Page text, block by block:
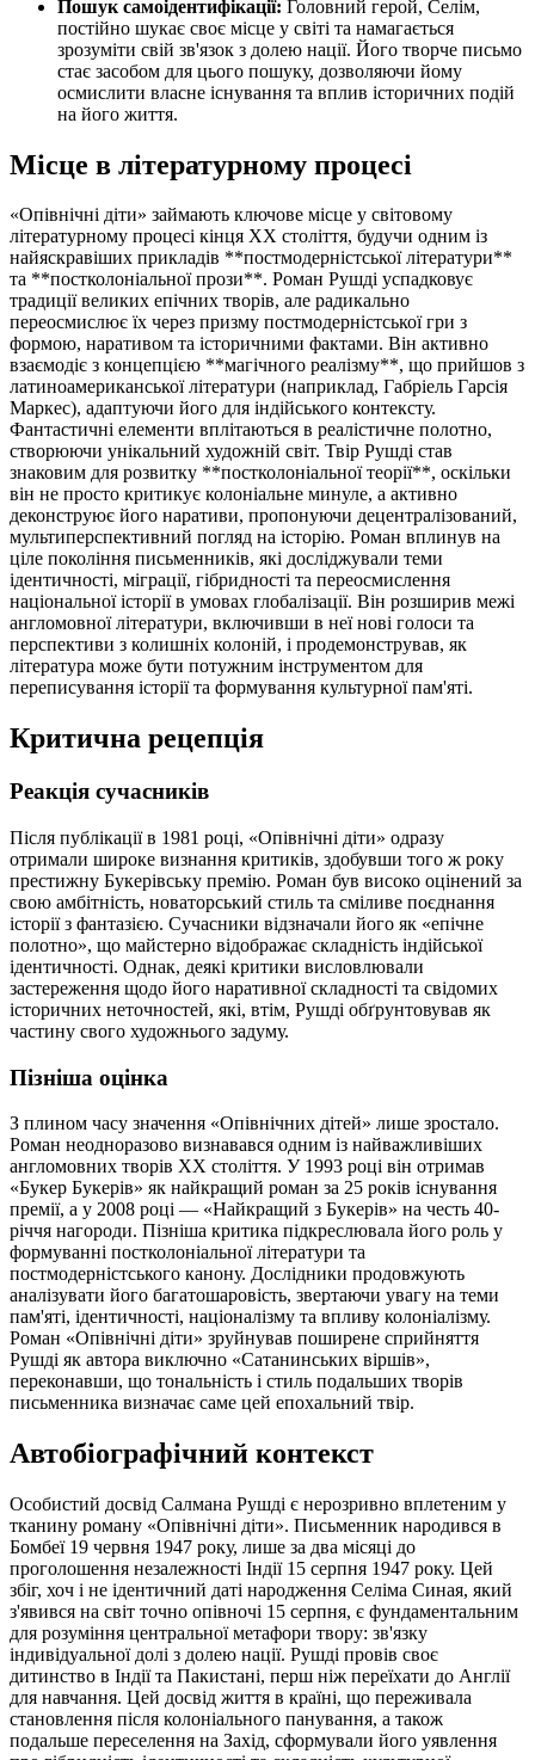
Пошук самоідентифікації: Головний герой, Селім,
постійно шукає своє місце у світі та намагається
зрозуміти свій зв'язок з долею нації. Його творче письмо
стає засобом для цього пошуку, дозволяючи йому
осмислити власне існування та вплив історичних подій
на його життя.
Місце в літературному процесі
«Опівнічні діти» займають ключове місце у світовому
літературному процесі кінця XX століття, будучи одним із
найяскравіших прикладів **постмодерністської літератури**
та **постколоніальної прози**. Роман Рушді успадковує
традиції великих епічних творів, але радикально
переосмислює їх через призму постмодерністської гри з
формою, наративом та історичними фактами. Він активно
взаємодіє з концепцією **магічного реалізму**, що прийшов з
латиноамериканської літератури (наприклад, Габріель Гарсія
Маркес), адаптуючи його для індійського контексту.
Фантастичні елементи вплітаються в реалістичне полотно,
створюючи унікальний художній світ. Твір Рушді став
знаковим для розвитку **постколоніальної теорії**, оскільки
він не просто критикує колоніальне минуле, а активно
деконструює його наративи, пропонуючи децентралізований,
мультиперспективний погляд на історію. Роман вплинув на
ціле покоління письменників, які досліджували теми
ідентичності, міграції, гібридності та переосмислення
національної історії в умовах глобалізації. Він розширив межі
англомовної літератури, включивши в неї нові голоси та
перспективи з колишніх колоній, і продемонстрував, як
література може бути потужним інструментом для
переписування історії та формування культурної пам'яті.
Критична рецепція
Реакція сучасників
Після публікації в 1981 році, «Опівнічні діти» одразу
отримали широке визнання критиків, здобувши того ж року
престижну Букерівську премію. Роман був високо оцінений за
свою амбітність, новаторський стиль та сміливе поєднання
історії з фантазією. Сучасники відзначали його як «епічне
полотно», що майстерно відображає складність індійської
ідентичності. Однак, деякі критики висловлювали
застереження щодо його наративної складності та свідомих
історичних неточностей, які, втім, Рушді обґрунтовував як
частину свого художнього задуму.
Пізніша оцінка
З плином часу значення «Опівнічних дітей» лише зростало.
Роман неодноразово визнавався одним із найважливіших
англомовних творів XX століття. У 1993 році він отримав
«Букер Букерів» як найкращий роман за 25 років існування
премії, а у 2008 році — «Найкращий з Букерів» на честь 40-
річчя нагороди. Пізніша критика підкреслювала його роль у
формуванні постколоніальної літератури та
постмодерністського канону. Дослідники продовжують
аналізувати його багатошаровість, звертаючи увагу на теми
пам'яті, ідентичності, націоналізму та впливу колоніалізму.
Роман «Опівнічні діти» зруйнував поширене сприйняття
Рушді як автора виключно «Сатанинських віршів»,
переконавши, що тональність і стиль подальших творів
письменника визначає саме цей епохальний твір.
Автобіографічний контекст
Особистий досвід Салмана Рушді є нерозривно вплетеним у
тканину роману «Опівнічні діти». Письменник народився в
Бомбеї 19 червня 1947 року, лише за два місяці до
проголошення незалежності Індії 15 серпня 1947 року. Цей
збіг, хоч і не ідентичний даті народження Селіма Синая, який
з'явився на світ точно опівночі 15 серпня, є фундаментальним
для розуміння центральної метафори твору: зв'язку
індивідуальної долі з долею нації. Рушді провів своє
дитинство в Індії та Пакистані, перш ніж переїхати до Англії
для навчання. Цей досвід життя в країні, що переживала
становлення після колоніального панування, а також
подальше переселення на Захід, сформували його уявлення